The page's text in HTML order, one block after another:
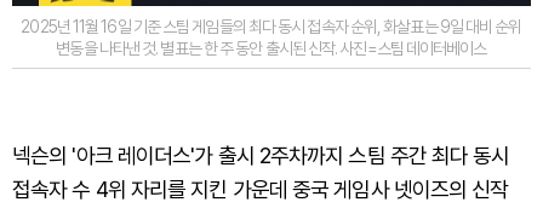
2025년 11월 16일 기준 스팀 게임들의 최다 동시 접속자 순위, 화살표는 9일 대비 순위
변동을 나타낸 것. 별표는 한 주 동안 출시된 신작. 사진=스팀 데이터베이스
넥슨의 '아크 레이더스'가 출시 2주차까지 스팀 주간 최다 동시
접속자 수 4위 자리를 지킨 가운데 중국 게임사 넷이즈의 신작